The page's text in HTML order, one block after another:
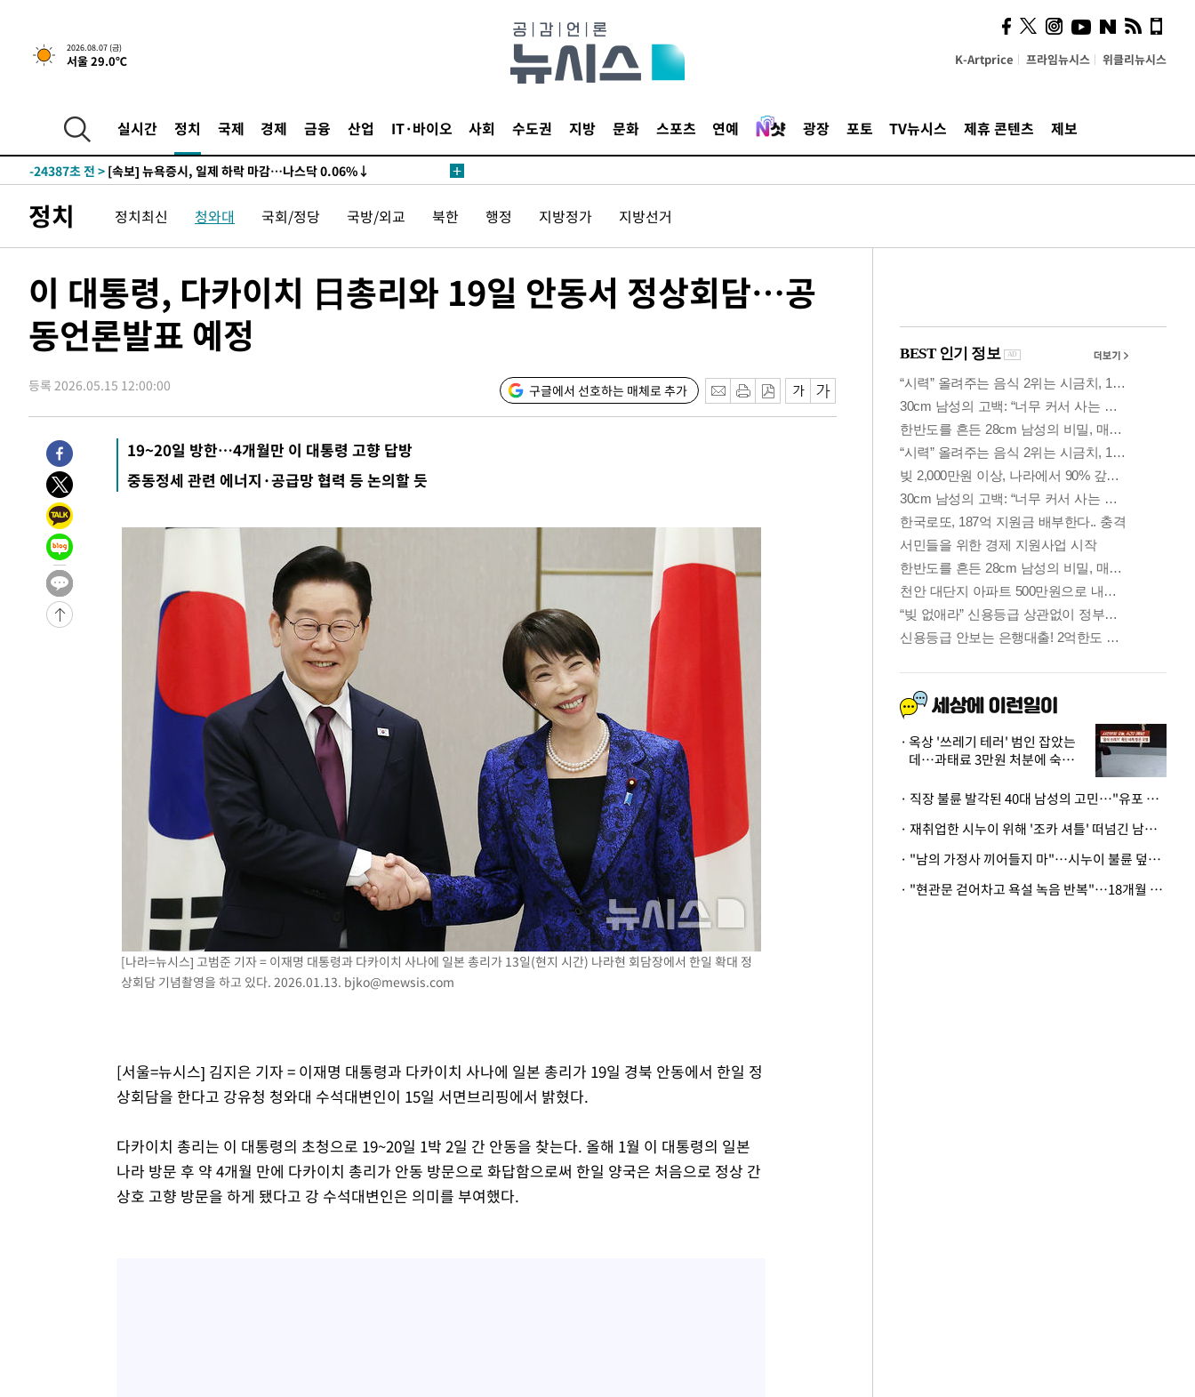
2026.08.07 (금)
서울 29.0℃ K-Artprice 프라임뉴시스 위클리뉴시스
실시간 정치 국제 경제 금융 산업 IT·바이오 사회 수도권 지방 문화 스포츠 연예 광장 포토 TV뉴시스 제휴 콘텐츠 제보
-24387초 전 >[속보] 뉴욕증시, 일제 하락 마감…나스닥 0.06%↓
례 큰 폭발음
-28536초 전 >
[속보]美, 폴리실리콘 수입 규제…파생제품 15% 관세, 120일 후
-26687초 전 >
-24387초 전 > [속보] 뉴욕증시, 일제 하락 마감…나스닥 0.06%↓
례 큰 폭발음
-28536초 전 >
[속보]美, 폴리실리콘 수입 규제…파생제품 15% 관세, 120일 후
-26687초 전 >[속보]트럼프, 美 원정출산 금지 행정명령 서명
정치 정치최신 청와대 국회/정당 국방/외교 북한 행정 지방정가 지방선거
이 대통령, 다카이치 日총리와 19일 안동서 정상회담…공
동언론발표 예정
등록 2026.05.15 12:00:00 구글에서 선호하는 매체로 추가
19~20일 방한…4개월만 이 대통령 고향 답방
중동정세 관련 에너지·공급망 협력 등 논의할 듯
[나라=뉴시스] 고범준 기자 = 이재명 대통령과 다카이치 사나에 일본 총리가 13일(현지 시간) 나라현 회담장에서 한일 확대 정
상회담 기념촬영을 하고 있다. 2026.01.13. bjko@mewsis.com
[서울=뉴시스] 김지은 기자 = 이재명 대통령과 다카이치 사나에 일본 총리가 19일 경북 안동에서 한일 정
상회담을 한다고 강유청 청와대 수석대변인이 15일 서면브리핑에서 밝혔다.
다카이치 총리는 이 대통령의 초청으로 19~20일 1박 2일 간 안동을 찾는다. 올해 1월 이 대통령의 일본
나라 방문 후 약 4개월 만에 다카이치 총리가 안동 방문으로 화답함으로써 한일 양국은 처음으로 정상 간
상호 고향 방문을 하게 됐다고 강 수석대변인은 의미를 부여했다.
의견, 국토부·LH에 충실히
전달할 것"
옥상 '쓰레기 테러' 범인 잡았는
데…과태료 3만원 처분에 숙박업
· 직장 불륜 발각된 40대 남성의 고민…"유포 동료 명예훼손·협박죄 고소 가능할까"
· 재취업한 시누이 위해 '조카 셔틀' 떠넘긴 남편…아내 "난 못한다"
· "남의 가정사 끼어들지 마"…시누이 불륜 덮으려는 남편에 억울한 아내
· "현관문 걷어차고 욕설 녹음 반복"…18개월 아기 키우는 집 뒤흔든 '앞집의 비극'